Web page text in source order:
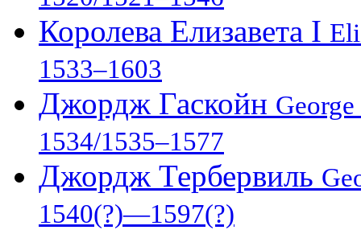
Королева Елизавета I
1533–1603
Джордж Гаскойн
1534/1535–1577
Джордж Тербервиль
1540(?)—1597(?)